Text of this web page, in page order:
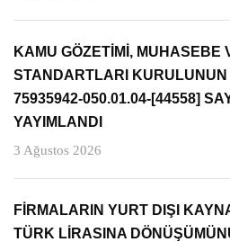
KAMU GÖZETİMİ, MUHASEBE
STANDARTLARI KURULUNUN
75935942-050.01.04-[44558]
YAYIMLANDI
3 Ağustos 2026
FİRMALARIN YURT DIŞI
TÜRK LİRASINA